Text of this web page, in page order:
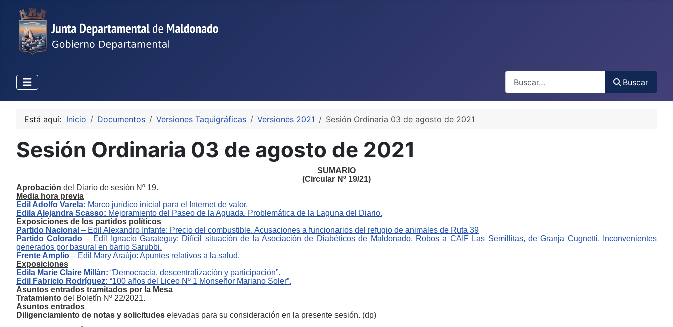
Buscar
Está aquí: Inicio Documentos Versiones Taquigráficas Versiones 2021 Sesión Ordinaria 03 de agosto de 2021
Sesión Ordinaria 03 de agosto de 2021
SUMARIO
(Circular Nº 19/21)
Aprobación de Diario de sesión Nº 19.
Media hora previa
Edil Adolfo Varela: Marco jurídico inicial para el Internet de valor.
Edil a Alejandra Scasso: Mejoramiento del Paseo de la Aguada. Problemática de la Laguna del Diario.
Exposiciones de los partidos políticos
Partido Nacional – Edil Alexandro Infante: Precio del combustible. Acusaciones a funcionarios del refugio de animales de Ruta 39
Partido Colorado – Edil Ignacio Garateguy: Difícil situación de la Asociación de Diabéticos de Maldonado. Robos a CAIF Las Semillitas, deGranja Cugnetti.
Inconvenientes
generados por basural en barrio Sarubbi.
Frente Amplio ‒ Edil Mary Araújo: Apuntes relativos a la salud.
Exposiciones
Edil a Marie Claire Millán: “Democracia, descentralización y participación”.
Edil
Fabricio Rodríguez: “100 años del Liceo Nº 1 Monseñor Mariano Soler”.
Asuntos entrados tramitados por la Mesa
Tratamiento del Boletín Nº 22/2021.
Asuntos entrados
Diligenciamiento de notas y solicitudes elevadas para su consideración en la presente sesión. (dp)